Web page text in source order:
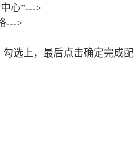
心”--->
--->
勾选上，最后点击确定完成配